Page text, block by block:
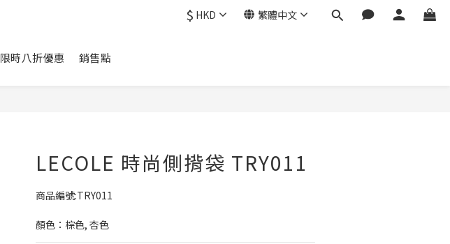
$ HKD 繁體中文
限時八折優惠 銷售點
LECOLE 時尚側揹袋 TRY011
商品編號:TRY011
顏色：棕色, 杏色